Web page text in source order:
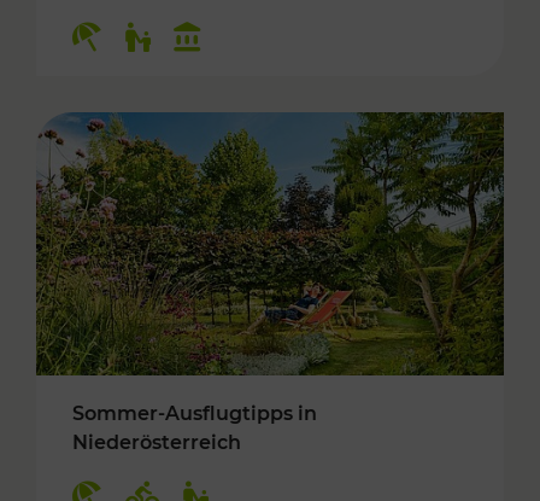
Sommer-Ausflugtipps in
Niederösterreich